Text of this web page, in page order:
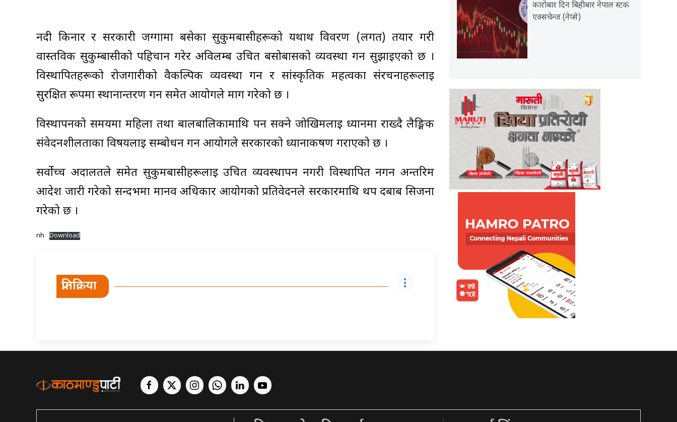
नदी किनार र सरकारी जग्गामा बसेका सुकुमबासीहरूको यथार्थ विवरण (लगत) तयार गरी
वास्तविक सुकुम्बासीको पहिचान गरेर अविलम्ब उचित बसोबासको व्यवस्था गर्न सुझाइएको छ ।
विस्थापितहरूको रोजगारीको वैकल्पिक व्यवस्था गर्न र सांस्कृतिक महत्वका संरचनाहरूलाई
सुरक्षित रूपमा स्थानान्तरण गर्न समेत आयोगले माग गरेको छ ।
विस्थापनको समयमा महिला तथा बालबालिकामाथि पर्न सक्ने जोखिमलाई ध्यानमा राख्दै लैङ्गिक
संवेदनशीलताका विषयलाई सम्बोधन गर्न आयोगले सरकारको ध्यानाकर्षण गराएको छ ।
सर्वोच्च अदालतले समेत सुकुमबासीहरूलाई उचित व्यवस्थापन नगरी विस्थापित नगर्न अन्तरिम
आदेश जारी गरेको सन्दर्भमा मानव अधिकार आयोगको प्रतिवेदनले सरकारमाथि थप दबाब सिर्जना
गरेको छ ।
nh Download
प्रतिक्रिया
कारोबार दिन बिहीबार नेपाल स्टक
एक्सचेन्ज (नेप्से)